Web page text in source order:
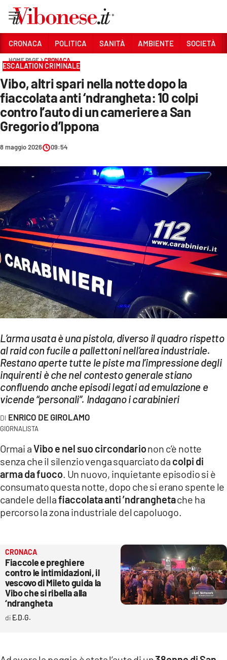
Sezioni
CRONACA
POLITICA
SANITÀ
AMBIENTE
SOCIETÀ
CULTURA
ECONOMIA E LAVORO
EVENTI
SPORT
Streaming
LAC TV
LAC ONAIR
LaC
Network
LACPLAY.IT
LACTV.IT
LACONAIR.IT
LACITYMAG.IT
ILREGGINO.IT
COSENZACHANNEL.IT
CATANZAROCHANNEL.IT
LACAPITALENEWS.IT
App
CRONACA POLITICA SANITÀ AMBIENTE SOCIETÀ
HOME PAGE CRONACA
ESCALATION CRIMINALE
Vibo, altri spari nella notte dopo la
fiaccolata anti ‘ndrangheta: 10 colpi
contro l’auto di un cameriere a San
Gregorio d’Ippona
8 maggio 2026 09:54
L’arma usata è una pistola, diverso il quadro rispetto
al raid con fucile a pallettoni nell’area industriale.
Restano aperte tutte le piste ma l’impressione degli
inquirenti è che nel contesto generale stiano
confluendo anche episodi legati ad emulazione e
vicende “personali”. Indagano i carabinieri
ENRICO DE GIROLAMO
GIORNALISTA
Ormai aVibo e nel suo circondarionon c’è notte
senza che il silenzio venga squarciato da colpi di
arma da fuoco . Un nuovo, inquietante episodio si è
consumato questa notte, dopo che si erano spente le
candele dellafiaccolata anti ’ndranghetache ha
percorso la zona industriale del capoluogo.
CRONACA
Fiaccole e preghiere
contro le intimidazioni, il
vescovo di Mileto guida la
Vibo che si ribella alla
‘ndrangheta
E.D.G.